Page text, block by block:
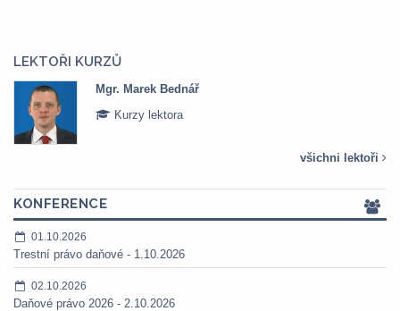
LEKTOŘI KURZŮ
Mgr. Marek Bednář
Kurzy lektora
všichni lektoři
KONFERENCE
01.10.2026
Trestní právo daňové - 1.10.2026
02.10.2026
Daňové právo 2026 - 2.10.2026